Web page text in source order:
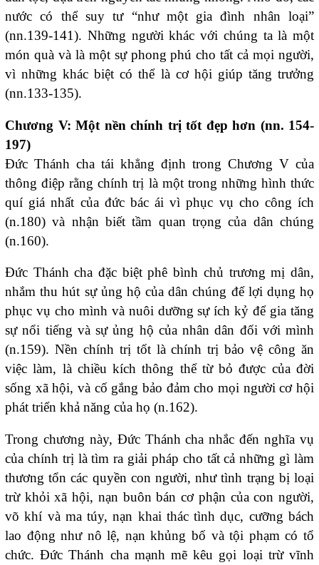
nước có thể suy tư “như một gia đình nhân loại”
(nn.139-141). Những người khác với chúng ta là một
món quà và là một sự phong phú cho tất cả mọi người,
vì những khác biệt có thể là cơ hội giúp tăng trưởng
(nn.133-135).
Chương V: Một nền chính trị tốt đẹp hơn (nn. 154-
197)
Đức Thánh cha tái khẳng định trong Chương V của
thông điệp rằng chính trị là một trong những hình thức
quí giá nhất của đức bác ái vì phục vụ cho công ích
(n.180) và nhận biết tầm quan trọng của dân chúng
(n.160).
Đức Thánh cha đặc biệt phê bình chủ trương mị dân,
nhắm thu hút sự ủng hộ của dân chúng để lợi dụng họ
phục vụ cho mình và nuôi dưỡng sự ích kỷ để gia tăng
sự nổi tiếng và sự ủng hộ của nhân dân đối với mình
(n.159). Nền chính trị tốt là chính trị bảo vệ công ăn
việc làm, là chiều kích thông thể từ bỏ được của đời
sống xã hội, và cố gắng bảo đảm cho mọi người cơ hội
phát triển khả năng của họ (n.162).
Trong chương này, Đức Thánh cha nhắc đến nghĩa vụ
của chính trị là tìm ra giải pháp cho tất cả những gì làm
thương tổn các quyền con người, như tình trạng bị loại
trừ khỏi xã hội, nạn buôn bán cơ phận của con người,
võ khí và ma túy, nạn khai thác tình dục, cưỡng bách
lao động như nô lệ, nạn khủng bố và tội phạm có tổ
chức. Đức Thánh cha mạnh mẽ kêu gọi loại trừ vĩnh